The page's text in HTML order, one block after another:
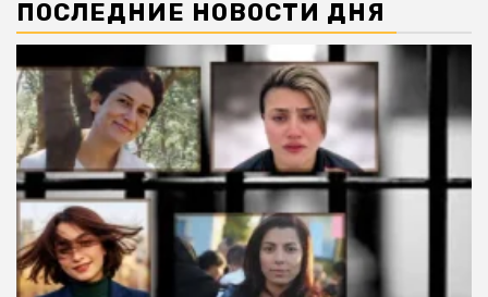
ПОСЛЕДНИЕ НОВОСТИ ДНЯ